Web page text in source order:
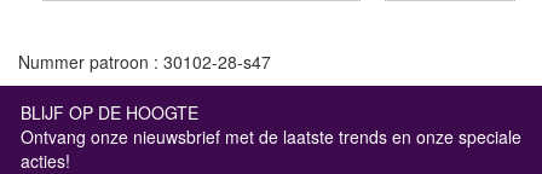
Nummer patroon : 30102-28-s47
BLIJF OP DE HOOGTE
Ontvang onze nieuwsbrief met de laatste trends en onze speciale
acties!